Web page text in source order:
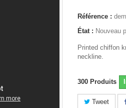
Référence :
État : Nouveau
Printed chiffon
neckline.
300 Produits
Tweet